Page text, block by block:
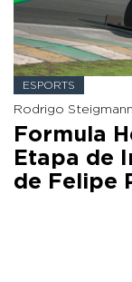
ESPORTS
Rodrigo
Formula
Etapa de
de Felipe